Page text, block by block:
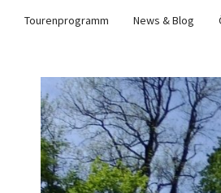
Tourenprogramm News & Blog